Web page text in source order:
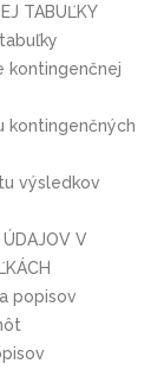
TABUĽKY
kontingenčnej
kontingenčných
výsledkov
ÚDAJOV V
popisov